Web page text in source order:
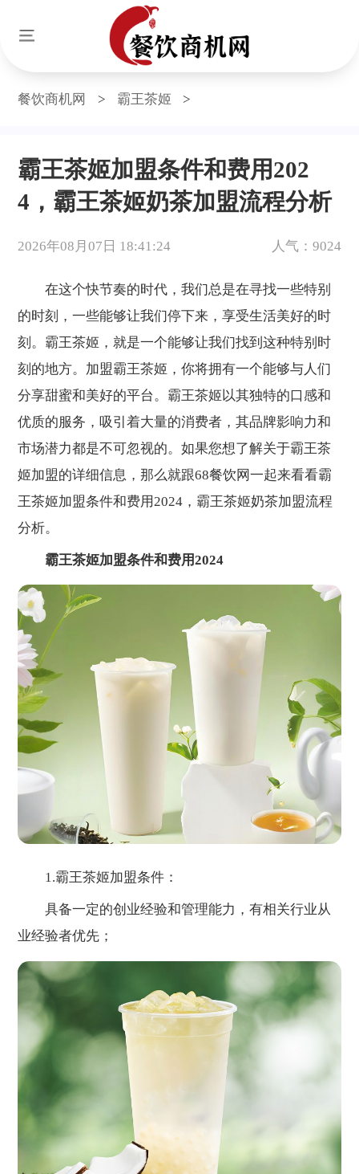
餐饮商机网 > 霸王茶姬 >
霸王茶姬加盟条件和费用202
4，霸王茶姬奶茶加盟流程分析
2026年08月07日 18:41:24 人气：9024
在这个快节奏的时代，我们总是在寻找一些特别
的时刻，一些能够让我们停下来，享受生活美好的时
刻。霸王茶姬，就是一个能够让我们找到这种特别时
刻的地方。加盟霸王茶姬，你将拥有一个能够与人们
分享甜蜜和美好的平台。霸王茶姬以其独特的口感和
优质的服务，吸引着大量的消费者，其品牌影响力和
市场潜力都是不可忽视的。如果您想了解关于霸王茶
姬加盟的详细信息，那么就跟68餐饮网一起来看看霸
王茶姬加盟条件和费用2024，霸王茶姬奶茶加盟流程
分析。
霸王茶姬加盟条件和费用2024
1.霸王茶姬加盟条件：
具备一定的创业经验和管理能力，有相关行业从
业经验者优先；